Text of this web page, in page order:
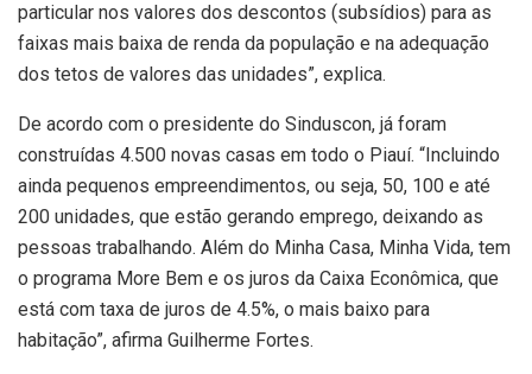
particular nos valores dos descontos (subsídios) para as
faixas mais baixa de renda da população e na adequação
dos tetos de valores das unidades”, explica.
De acordo com o presidente do Sinduscon, já foram
construídas 4.500 novas casas em todo o Piauí. “Incluindo
ainda pequenos empreendimentos, ou seja, 50, 100 e até
200 unidades, que estão gerando emprego, deixando as
pessoas trabalhando. Além do Minha Casa, Minha Vida, tem
o programa More Bem e os juros da Caixa Econômica, que
está com taxa de juros de 4.5%, o mais baixo para
habitação”, afirma Guilherme Fortes.